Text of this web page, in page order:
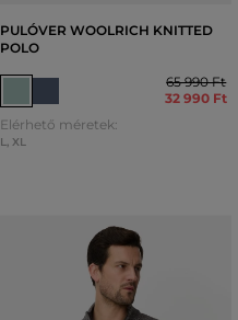
PULÓVER WOOLRICH KNITTED
POLO
65 990 Ft
32 990 Ft
Elérhető méretek:
L, XL